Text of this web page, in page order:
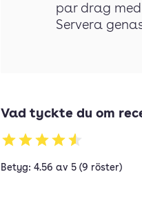
par drag
Servera
Vad tyckte du om
Betyg: 4.56 av 5 (9 röster)